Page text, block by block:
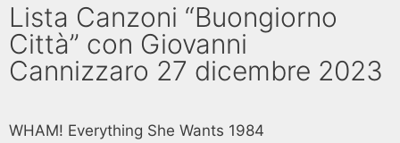
Lista Canzoni “Buongiorno
Città” con Giovanni
Cannizzaro 27 dicembre 2023
WHAM! Everything She Wants 1984